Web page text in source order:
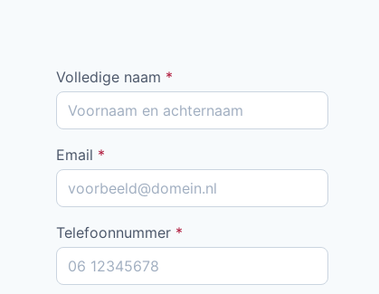
Volledige naam *
Email *
Telefoonnummer *